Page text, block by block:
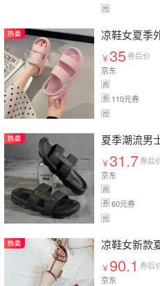
抢
￥35券后价
京东
商
券 110元券
抢
￥31.7券后
京东
商
券 60元券
抢
￥90.1 券后
京东